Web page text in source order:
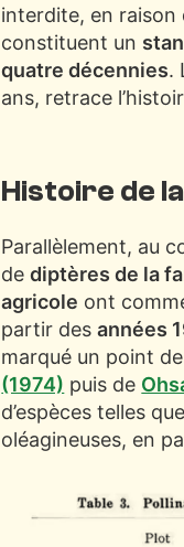
interdite, en raison
constituent un
quatre décennies.
ans, retrace
Histoire de
Parallèlement, au
dediptères de la
agricole ont
partir desannées
marqué un point
(1974) puis de
d’espèces telles que
oléagineuses, en